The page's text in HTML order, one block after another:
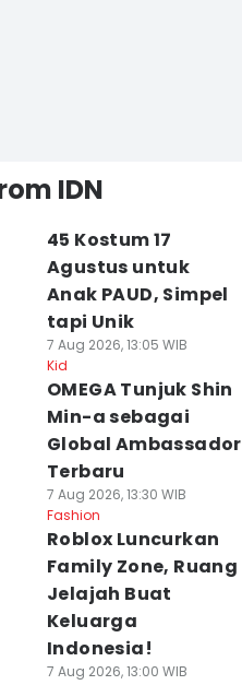
IDN
45 Kostum 17
Agustus untuk
Anak PAUD, Simpel
tapi Unik
7 Aug 2026, 13:05 WIB
Kid
OMEGA Tunjuk Shin
Min-a sebagai
Global Ambassador
Terbaru
7 Aug 2026, 13:30 WIB
Fashion
Roblox Luncurkan
Family Zone, Ruang
Jelajah Buat
Keluarga
Indonesia!
7 Aug 2026, 13:00 WIB